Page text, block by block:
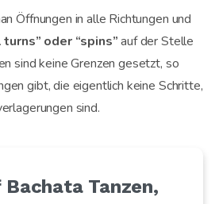
Öffnungen in alle Richtungen und
oder “spins”auf der Stelle
sind keine Grenzen gesetzt, so
gibt, die eigentlich keine Schritte,
sind.
Tanzen,